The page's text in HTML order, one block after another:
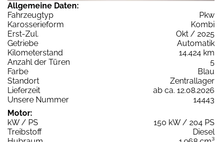
Allgemeine Daten:
Fahrzeugtyp
Pkw
Karosserieform
Kombi
Erst-Zul.
Okt / 2025
Getriebe
Automatik
Kilometerstand
14.424 km
Anzahl der Türen
5
Farbe
Blau
Standort
Zentrallager
Lieferzeit
ab ca. 12.08.2026
Unsere Nummer
14443
Motor:
kW / PS
150 kW / 204 PS
Treibstoff
Diesel